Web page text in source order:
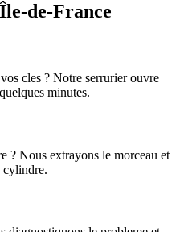
de-France
cles ? Notre serrurier ouvre
minutes.
? Nous extrayons le morceau et
cylindre.